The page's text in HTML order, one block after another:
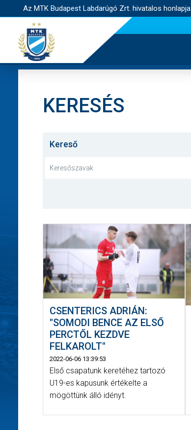
Az MTK Budapest Labdarúgó Zrt. hivatalos honlapja
KERESÉS
Kereső
CSENTERICS ADRIÁN:
"SOMODI BENCE AZ ELSŐ
PERCTŐL KEZDVE
FELKAROLT"
2022-06-06 13:39:53
Első csapatunk keretéhez tartozó
U19-es kapusunk értékelte a
mögöttünk álló idényt.